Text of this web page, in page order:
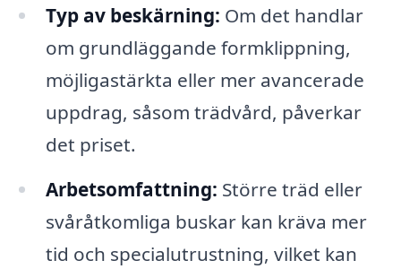
Typ av beskärning: Om det handlar
om grundläggande formklippning,
möjligastärkta eller mer avancerade
uppdrag, såsom trädvård, påverkar
det priset.
Arbetsomfattning: Större träd eller
svåråtkomliga buskar kan kräva mer
tid och specialutrustning, vilket kan